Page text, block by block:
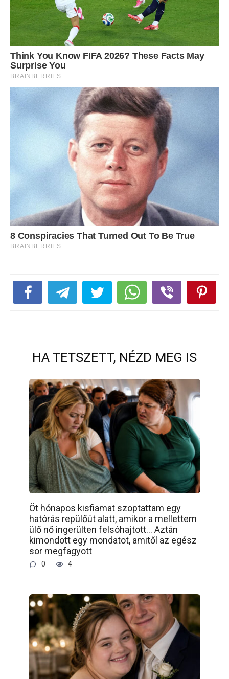
HA TETSZETT, NÉZD MEG IS
Öt hónapos kisfiamat szoptattam egy
hatórás repülőút alatt, amikor a mellettem
ülő nő ingerülten felsóhajtott… Aztán
kimondott egy mondatot, amitől az egész
sor megfagyott
0 4